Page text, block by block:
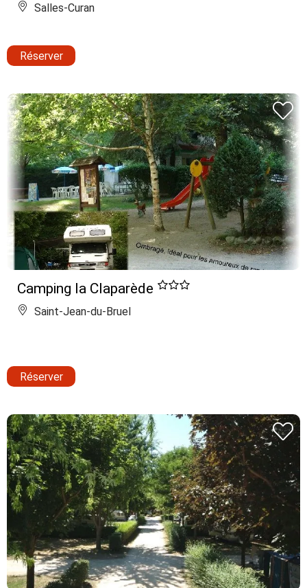
Salles-Curan
Réserver
Camping la Claparède
Saint-Jean-du-Bruel
Réserver